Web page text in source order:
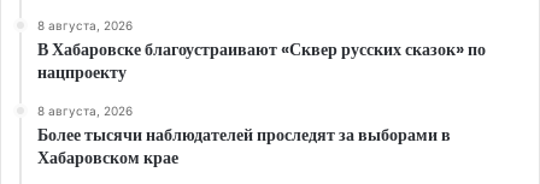
8 августа, 2026
В Хабаровске благоустраивают «Сквер русских сказок» по
нацпроекту
8 августа, 2026
Более тысячи наблюдателей проследят за выборами в
Хабаровском крае